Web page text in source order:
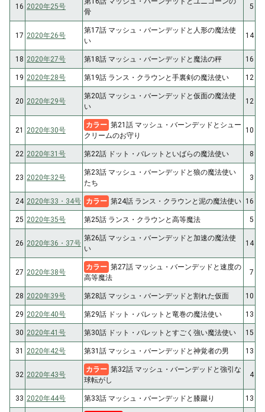
16 2020年25号
骨
5
17 2020年26号
第17話 マッシュ・バーンデッドと人形の魔法使
い
14
18 2020年27号 第18話 マッシュ・バーンデッドと魔法の秤 16
19 2020年28号 第19話 ランス・クラウンと手裏剣の魔法使い 12
20 2020年29号
第20話 マッシュ・バーンデッドと仮面の魔法使
い
12
21 2020年30号
カラー 第21話 マッシュ・バーンデッドとシュー
クリームのお守り
10
22 2020年31号 第22話 ドット・バレットといばらの魔法使い 8
23 2020年32号
第23話 マッシュ・バーンデッドと狼の魔法使い
たち
3
24 2020年33・34号 カラー 第24話 ランス・クラウンと泥の魔法使い 16
25 2020年35号 第25話 ランス・クラウンと高等魔法 5
26 2020年36・37号
第26話 マッシュ・バーンデッドと加速の魔法使
い
14
27 2020年38号
カラー 第27話 マッシュ・バーンデッドと速度の
高等魔法
7
28 2020年39号 第28話 マッシュ・バーンデッドと割れた仮面 10
29 2020年40号 第29話 ドット・バレットと竜巻の魔法使い 13
30 2020年41号 第30話 ドット・バレットとすごく強い魔法使い 15
31 2020年42号 第31話 マッシュ・バーンデッドと神覚者の男 13
32 2020年43号
カラー 第32話 マッシュ・バーンデッドと強引な
球転がし
4
33 2020年44号 第33話 マッシュ・バーンデッドと膝蹴り 13